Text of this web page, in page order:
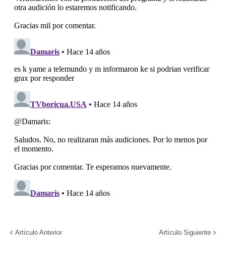
Artículo Anterior Artículo Siguiente